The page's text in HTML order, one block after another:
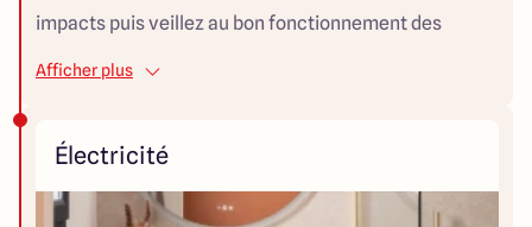
impacts puis veillez au bon fonctionnement des
volets.
Afficher plus
Électricité